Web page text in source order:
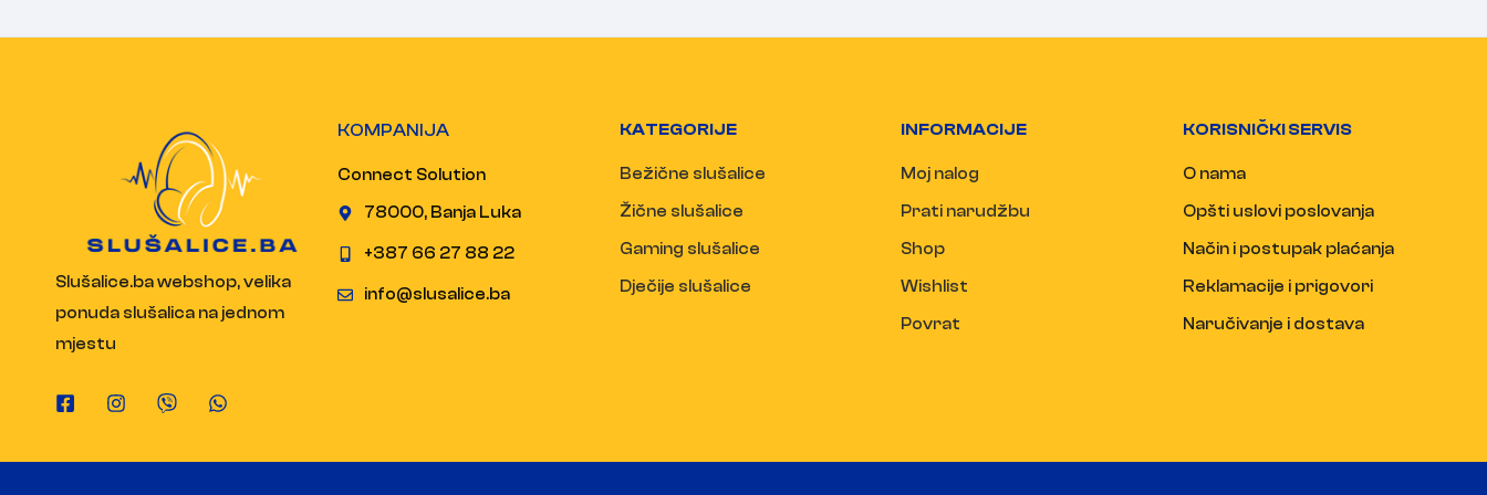
Slušalice.ba webshop, velika
ponuda slušalica na jednom
mjestu
KOMPANIJA
Connect Solution
78000, Banja Luka
+387 66 27 88 22
info@slusalice.ba
KATEGORIJE
Bežične slušalice
Žične slušalice
Gaming slušalice
Dječije slušalice
INFORMACIJE
Moj nalog
Prati narudžbu
Shop
Wishlist
Povrat
KORISNIČKI SERVIS
O nama
Opšti uslovi poslovanja
Način i postupak plaćanja
Reklamacije i prigovori
Naručivanje i dostava